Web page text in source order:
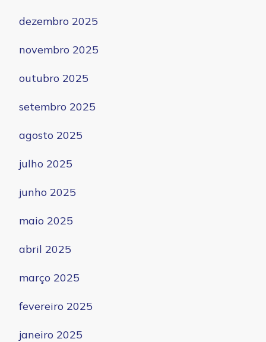
dezembro 2025
novembro 2025
outubro 2025
setembro 2025
agosto 2025
julho 2025
junho 2025
maio 2025
abril 2025
março 2025
fevereiro 2025
janeiro 2025